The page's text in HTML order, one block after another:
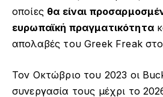
οποίες θα είναι
ευρωπαϊκή πραγματικότητα
απολαβές του Greek Freak
Τον Οκτώβριο του 2023 οι
συνεργασία τους μέχρι το